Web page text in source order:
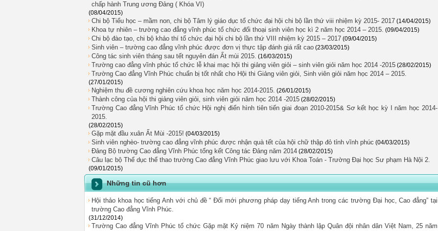
chấp hành Trung ương Đảng ( Khóa VI)
(08/04/2015)
Chi bộ Tiểu học – mầm non, chi bộ Tâm lý giáo dục tổ chức đại hội chi bộ lần thứ viii nhiệm kỳ 2015- 2017 (14/04/2015)
Khoa tự nhiên – trường cao đẳng vĩnh phúc tổ chức đối thoại sinh viên học kì 2 năm học 2014 – 2015. (09/04/2015)
Chi bộ đào tạo, chi bộ khảo thí tổ chức đại hội chi bộ lần thứ VIII nhiệm kỳ 2015 – 2017 (09/04/2015)
Sinh viên – trường cao đẳng vĩnh phúc được đơn vị thực tập đánh giá rất cao (23/03/2015)
Công tác sinh viên tháng sau tết nguyên đán Ất mùi 2015. (16/03/2015)
Trường cao đẳng vĩnh phúc tổ chức lễ khai mạc hội thi giảng viên giỏi – sinh viên giỏi năm học 2014 -2015 (28/02/2015)
Trường Cao đẳng Vĩnh Phúc chuẩn bị tốt nhất cho Hội thi Giảng viên giỏi, Sinh viên giỏi năm học 2014 – 2015.
(27/01/2015)
Nghiệm thu đề cương nghiên cứu khoa học năm học 2014-2015. (26/01/2015)
Thành công của hội thi giảng viên giỏi, sinh viên giỏi năm học 2014 -2015 (28/02/2015)
Trường Cao đẳng Vĩnh Phúc tổ chức Hội nghị điển hình tiên tiến giai đoạn 2010-2015& Sơ kết học kỳ I năm học 2014-
2015.
(28/02/2015)
Gặp mặt đầu xuân Ất Mùi -2015! (04/03/2015)
Sinh viên nghèo- trường cao đẳng vĩnh phúc được nhận quà tết của hội chữ thập đỏ tỉnh vĩnh phúc (04/03/2015)
Đảng Bộ trường Cao đẳng Vĩnh Phúc tổng kết Công tác Đảng năm 2014 (28/02/2015)
Câu lạc bộ Thể dục thể thao trường Cao đẳng Vĩnh Phúc giao lưu với Khoa Toán - Trường Đại học Sư phạm Hà Nội 2.
(09/01/2015)
Những tin cũ hơn
Hội thảo khoa học tiếng Anh với chủ đề “ Đổi mới phương pháp dạy tiếng Anh trong các trường Đại học, Cao đẳng” tại
trường Cao đẳng Vĩnh Phúc.
(31/12/2014)
Trường Cao đẳng Vĩnh Phúc tổ chức Gặp mặt Kỷ niệm 70 năm Ngày thành lập Quân đội nhân dân Việt Nam, 25 năm